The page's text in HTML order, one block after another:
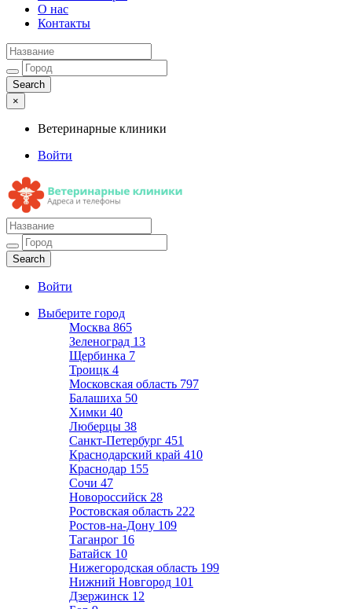
О нас
Контакты
×
Ветеринарные клиники
Войти
Ветеринарные клиники
Адреса и телефоны
Войти
Выберите город
Москва 865
Зеленоград 13
Щербинка 7
Троицк 4
Московская область 797
Балашиха 50
Химки 40
Люберцы 38
Санкт-Петербург 451
Краснодарский край 410
Краснодар 155
Сочи 47
Новороссийск 28
Ростовская область 222
Ростов-на-Дону 109
Таганрог 16
Батайск 10
Нижегородская область 199
Нижний Новгород 101
Дзержинск 12